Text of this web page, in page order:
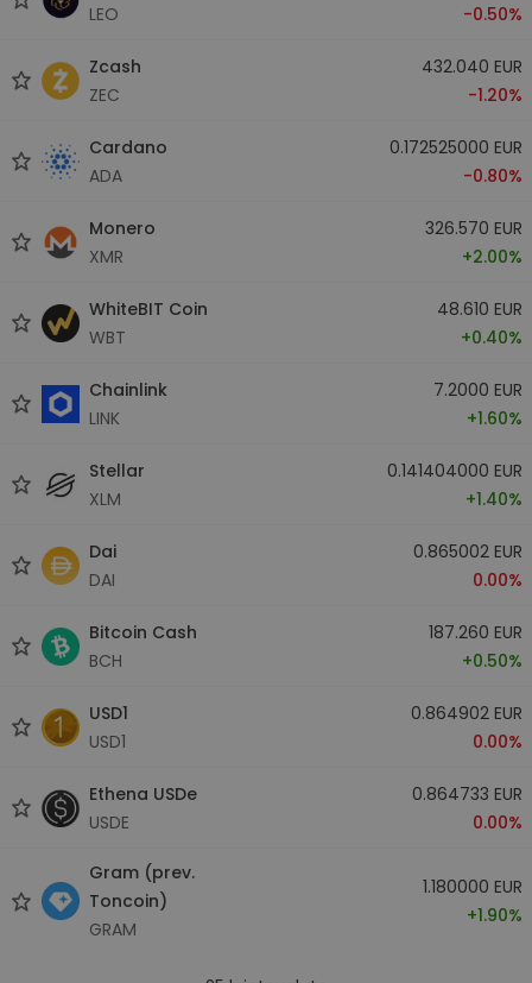
LEO
-0.50%
Zcash
ZEC
432.040 EUR
-1.20%
Cardano
ADA
0.172525000 EUR
-0.80%
Monero
XMR
326.570 EUR
+2.00%
WhiteBIT Coin
WBT
48.610 EUR
+0.40%
Chainlink
LINK
7.2000 EUR
+1.60%
Stellar
XLM
0.141404000 EUR
+1.40%
Dai
DAI
0.865002 EUR
0.00%
Bitcoin Cash
BCH
187.260 EUR
+0.50%
USD1
USD1
0.864902 EUR
0.00%
Ethena USDe
USDE
0.864733 EUR
0.00%
Gram (prev.
Toncoin)
GRAM
1.180000 EUR
+1.90%